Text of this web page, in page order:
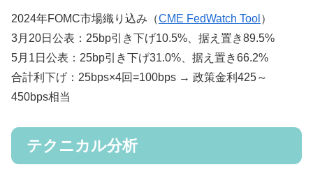
2024年FOMC市場織り込み（CME FedWatch Tool ）
3月20日公表：25bp引き下げ10.5%、据え置き89.5%
5月1日公表：25bp引き下げ31.0%、据え置き66.2%
合計利下げ：25bps×4回=100bps → 政策金利425～
450bps相当
テクニカル分析